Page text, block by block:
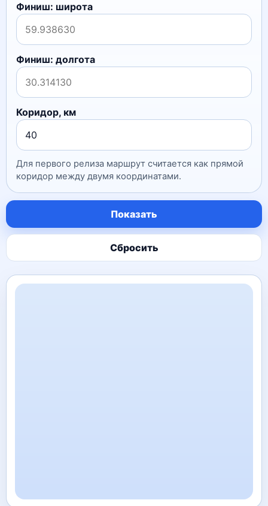
Финиш: широта
Финиш: долгота
Коридор, км
Для первого релиза маршрут считается как прямой
коридор между двумя координатами.
Показать
Сбросить